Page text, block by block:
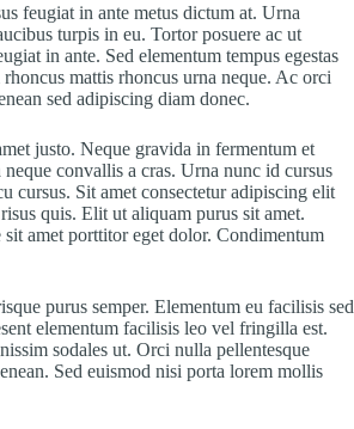
feugiat in ante metus dictum at. Urna
turpis in eu. Tortor posuere ac ut
in ante. Sed elementum tempus egestas
mattis rhoncus urna neque. Ac orci
sed adipiscing diam donec.
justo. Neque gravida in fermentum et
convallis a cras. Urna nunc id cursus
cursus. Sit amet consectetur adipiscing elit
quis. Elit ut aliquam purus sit amet.
amet porttitor eget dolor. Condimentum
purus semper. Elementum eu facilisis sed
elementum facilisis leo vel fringilla est.
sodales ut. Orci nulla pellentesque
Sed euismod nisi porta lorem mollis